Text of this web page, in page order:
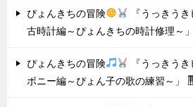
ぴょんきちの冒険
『うっきう
古時計編～ぴょんきちの時計修理～」
ぴょんきちの冒険
『うっきう
ボニー編～ぴょん子の歌の練習～」